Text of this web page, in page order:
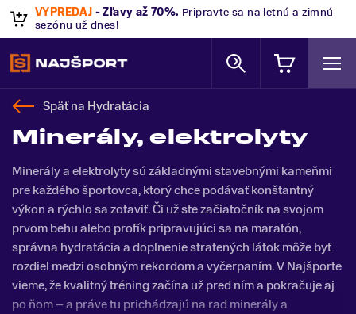
VÝPREDAJ - Zľavy až 70%. Pripravte sa na letnú a zimnú
sezónu už dnes!
Späť na Hydratácia
Minerály, elektrolyty
Minerály a elektrolyty sú základnými stavebnými kameňmi
pre každého športovca, ktorý chce podávať konštantný
výkon a rýchlo sa zotaviť. Či už ste začiatočník na svojom
prvom behu alebo profík pripravujúci sa na maratón,
správna hydratácia a doplnenie stratených látok môže byť
rozdiel medzi osobným rekordom a vyčerpaním. V Najšporte
vieme, že kvalitný tréning začína už pred ním a pokračuje aj
po ňom – a práve tu prichádzajú na rad minerály a